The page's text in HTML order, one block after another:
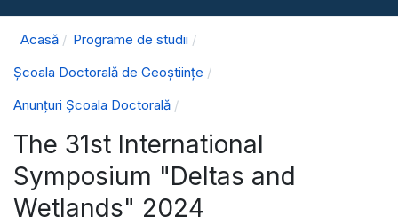
Acasă
Programe de studii
Școala Doctorală de Geoștiințe
Anunțuri Școala Doctorală
The 31st International
Symposium "Deltas and
Wetlands" 2024